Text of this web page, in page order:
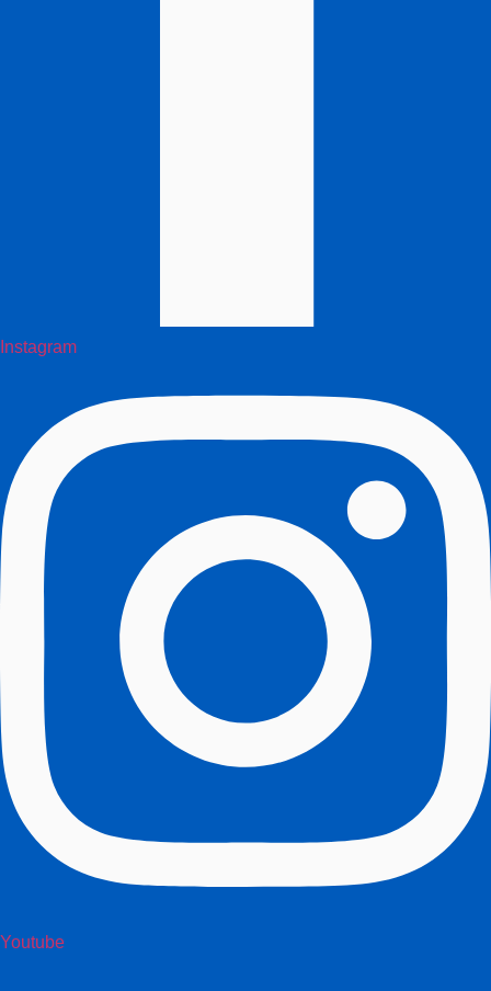
Instagram
Youtube